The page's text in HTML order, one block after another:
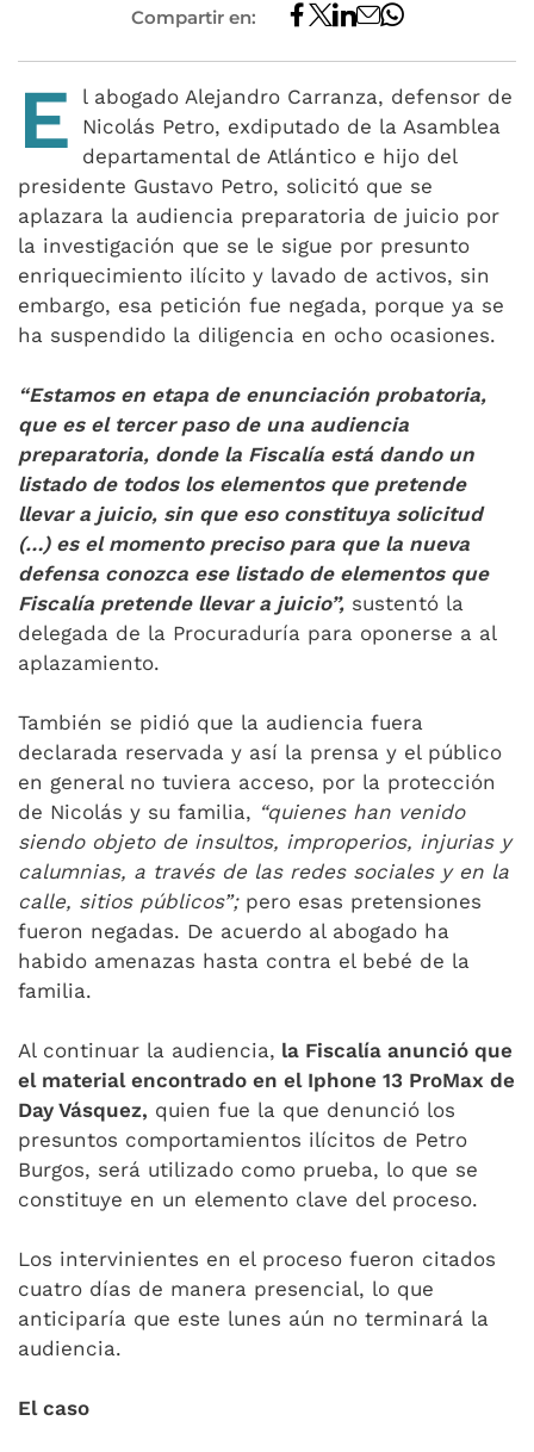
Compartir en:
E
l abogado Alejandro Carranza, defensor de
Nicolás Petro, exdiputado de la Asamblea
departamental de Atlántico e hijo del
presidente Gustavo Petro, solicitó que se
aplazara la audiencia preparatoria de juicio por
la investigación que se le sigue por presunto
enriquecimiento ilícito y lavado de activos, sin
embargo, esa petición fue negada, porque ya se
ha suspendido la diligencia en ocho ocasiones.
“Estamos en etapa de enunciación probatoria,
que es el tercer paso de una audiencia
preparatoria, donde la Fiscalía está dando un
listado de todos los elementos que pretende
llevar a juicio, sin que eso constituya solicitud
(…) es el momento preciso para que la nueva
defensa conozca ese listado de elementos que
Fiscalía pretende llevar a juicio”, sustentó la
delegada de la Procuraduría para oponerse a al
aplazamiento.
También se pidió que la audiencia fuera
declarada reservada y así la prensa y el público
en general no tuviera acceso, por la protección
de Nicolás y su familia, “quienes han venido
siendo objeto de insultos, improperios, injurias y
calumnias, a través de las redes sociales y en la
calle, sitios públicos”;pero esas pretensiones
fueron negadas. De acuerdo al abogado ha
habido amenazas hasta contra el bebé de la
familia.
Al continuar la audiencia, la Fiscalía anunció que
el material encontrado en el Iphone 13 ProMax de
Day Vásquez, quien fue la que denunció los
presuntos comportamientos ilícitos de Petro
Burgos, será utilizado como prueba, lo que se
constituye en un elemento clave del proceso.
Los intervinientes en el proceso fueron citados
cuatro días de manera presencial, lo que
anticiparía que este lunes aún no terminará la
audiencia.
El caso